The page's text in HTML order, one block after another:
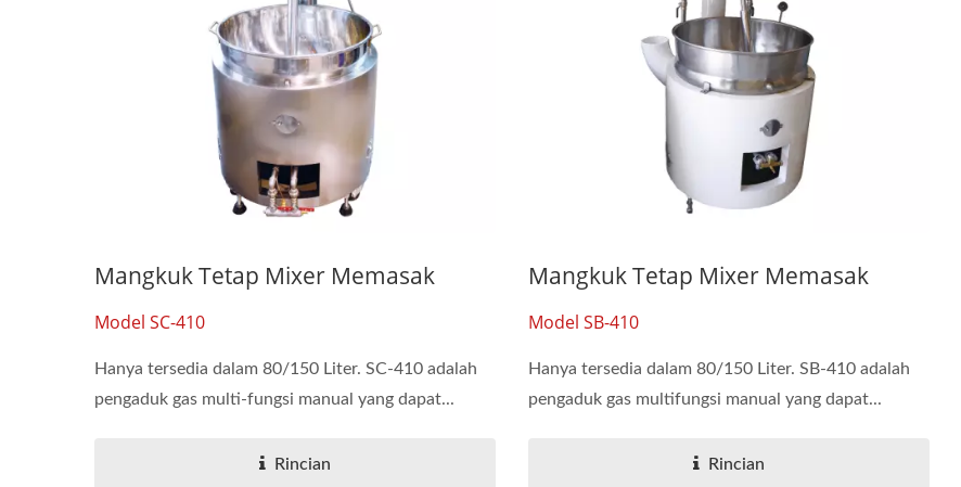
Mangkuk Tetap Mixer Memasak
Model SC-410
Hanya tersedia dalam 80/150 Liter. SC-410 adalah
pengaduk gas multi-fungsi manual yang dapat...
Rincian
Mangkuk Tetap Mixer Memasak
Model SB-410
Hanya tersedia dalam 80/150 Liter. SB-410 adalah
pengaduk gas multifungsi manual yang dapat...
Rincian